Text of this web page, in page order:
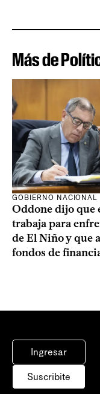
Más de
GOBIERNO NACIONAL
Oddone dijo que
trabaja para
de El Niño y que
fondos de
Ingresar
Suscribite